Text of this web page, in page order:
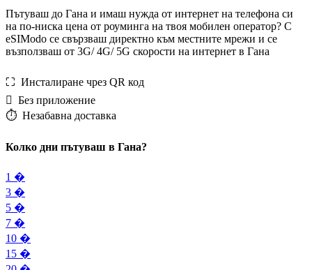
Пътуваш до Гана и имаш нужда от интернет на телефона си
на по-ниска цена от роуминга на твоя мобилен оператор? С
eSIModo се свързваш директно към местните мрежи и се
възползваш от 3G/ 4G/ 5G скорости на интернет в Гана
⛶️️ Инсталиране чрез QR код
️ Без приложение
⏱️️ Незабавна доставка
Колко дни пътуваш в Гана?
1 �
3 �
5 �
7 �
10 �
15 �